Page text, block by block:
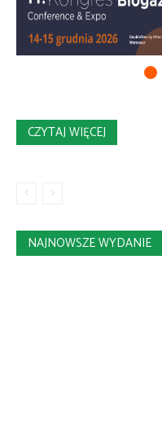
CZYTAJ WIĘCEJ
NAJNOWSZE WYDANIE